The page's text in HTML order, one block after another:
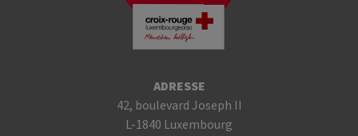
ADRESSE
42, boulevard Joseph II
L-1840 Luxembourg